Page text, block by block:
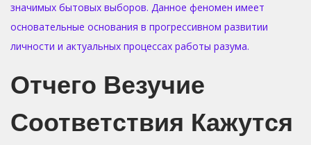
значимых бытовых выборов. Данное феномен имеет
основательные основания в прогрессивном развитии
личности и актуальных процессах работы разума.
Отчего Везучие
Соответствия Кажутся